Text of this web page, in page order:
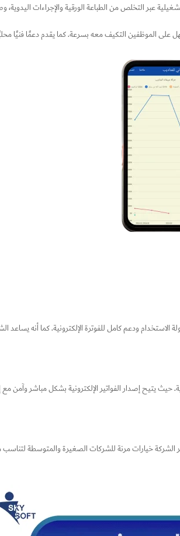
عبر التخلص من الطباعة الورقية والإجراءات اليدوية،
على الموظفين التكيف معه بسرعة. كما يقدم دعمًا فنيًا
ودعم كامل للفوترة الإلكترونية. كما أنه يساعد
يتيح إصدار الفواتير الإلكترونية بشكل مباشر وآمن مع
الشركة خيارات مرنة للشركات الصغيرة والمتوسطة لتناسب